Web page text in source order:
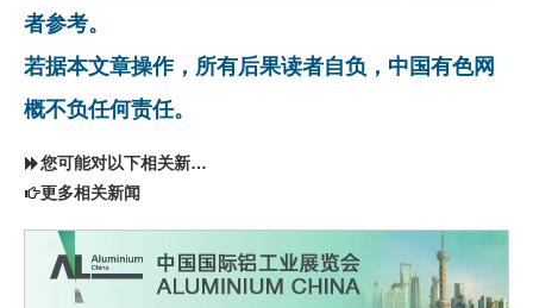
者参考。
若据本文章操作，所有后果读者自负，中国有色网
概不负任何责任。
您可能对以下相关新闻同样感兴趣
更多相关新闻